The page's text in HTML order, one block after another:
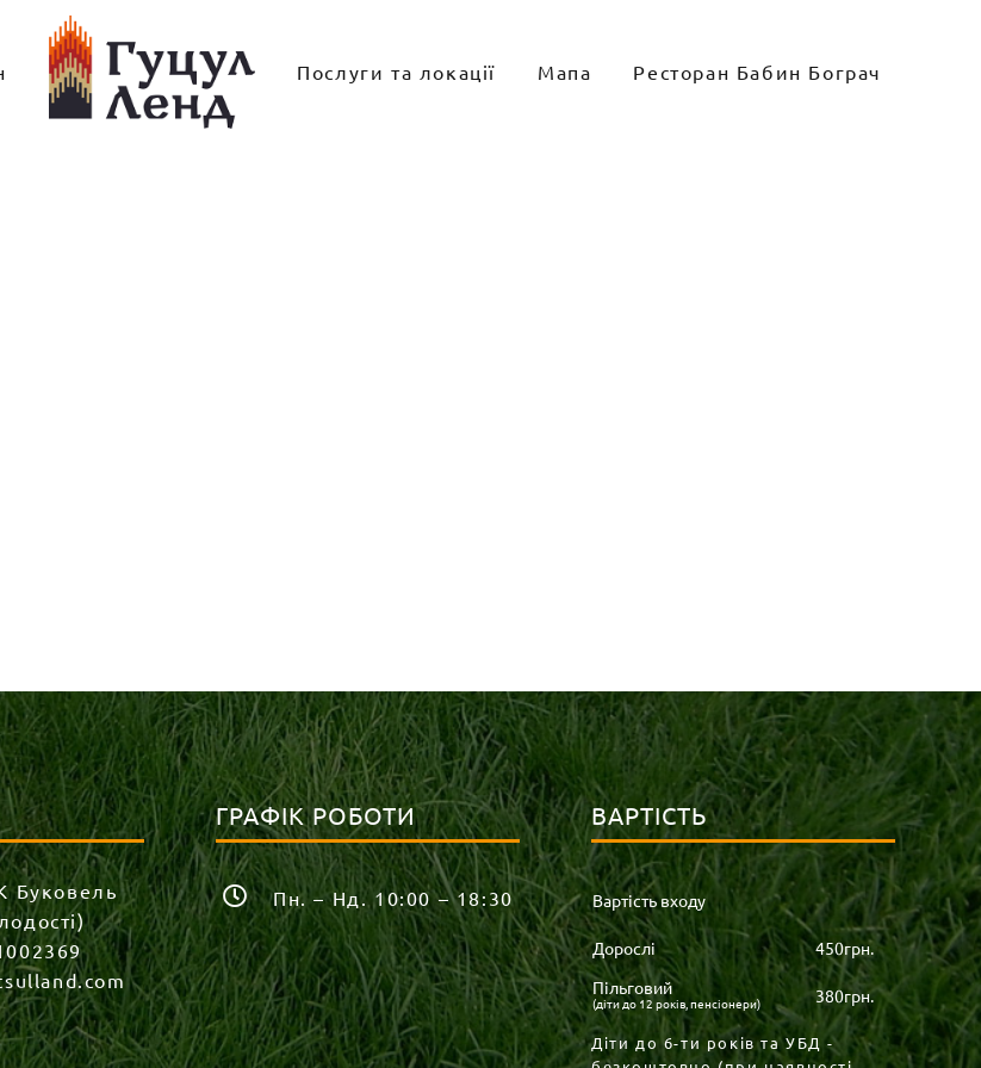
Послуги та локації Мапа Ресторан Бабин Бограч
Буковель
ГРАФІК РОБОТИ
Пн. – Нд. 10:00 – 18:30
ВАРТІСТЬ
Вартість входу
Дорослі
450грн.
Пільговий
(діти до 12 років, пенсіонери) 380грн.
Діти до 6-ти років та УБД -